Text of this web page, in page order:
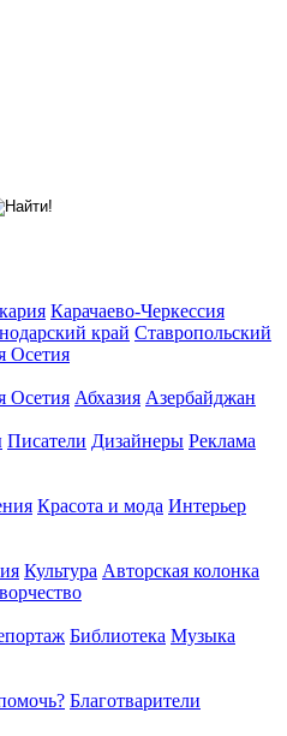
Карачаево-Черкессия
край Ставропольский
Осетия
Осетия Абхазия Азербайджан
Писатели Дизайнеры Реклама
Красота и мода Интерьер
Культура Авторская колонка
Библиотека Музыка
Благотварители